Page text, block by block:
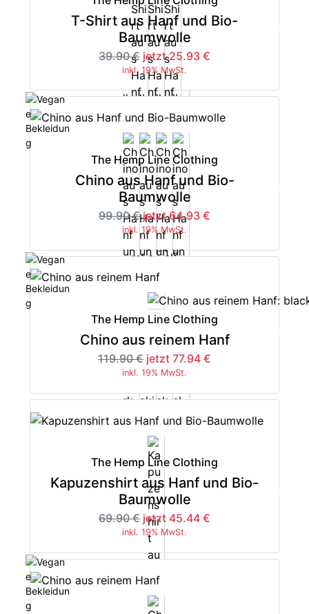
T-Shirt aus Hanf und Bio-
Baumwolle
39.90 € jetzt 25.93 €
inkl. 19% MwSt.
-35%
The Hemp Line Clothing
Chino aus Hanf und Bio-
Baumwolle
99.90 € jetzt 64.93 €
inkl. 19% MwSt.
-35%
The Hemp Line Clothing
Chino aus reinem Hanf
119.90 € jetzt 77.94 €
inkl. 19% MwSt.
-35%
The Hemp Line Clothing
Kapuzenshirt aus Hanf und Bio-
Baumwolle
69.90 € jetzt 45.44 €
inkl. 19% MwSt.
-35%